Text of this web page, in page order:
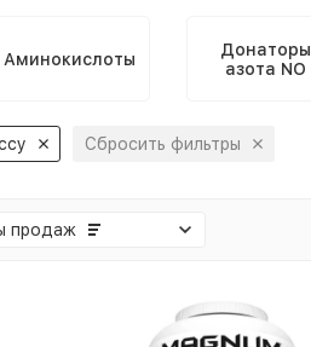
Аминокислоты
Донаторы
азота NO
Сбросить фильтры
продаж